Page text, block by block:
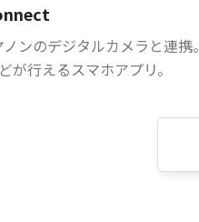
ンのデジタルカメラと連携。
が行えるスマホアプリ。